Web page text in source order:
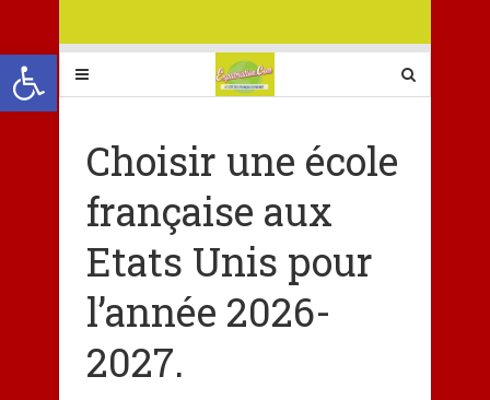
Ouvrir la barre d’outils
Choisir une école
française aux
Etats Unis pour
l’année 2026-
2027.